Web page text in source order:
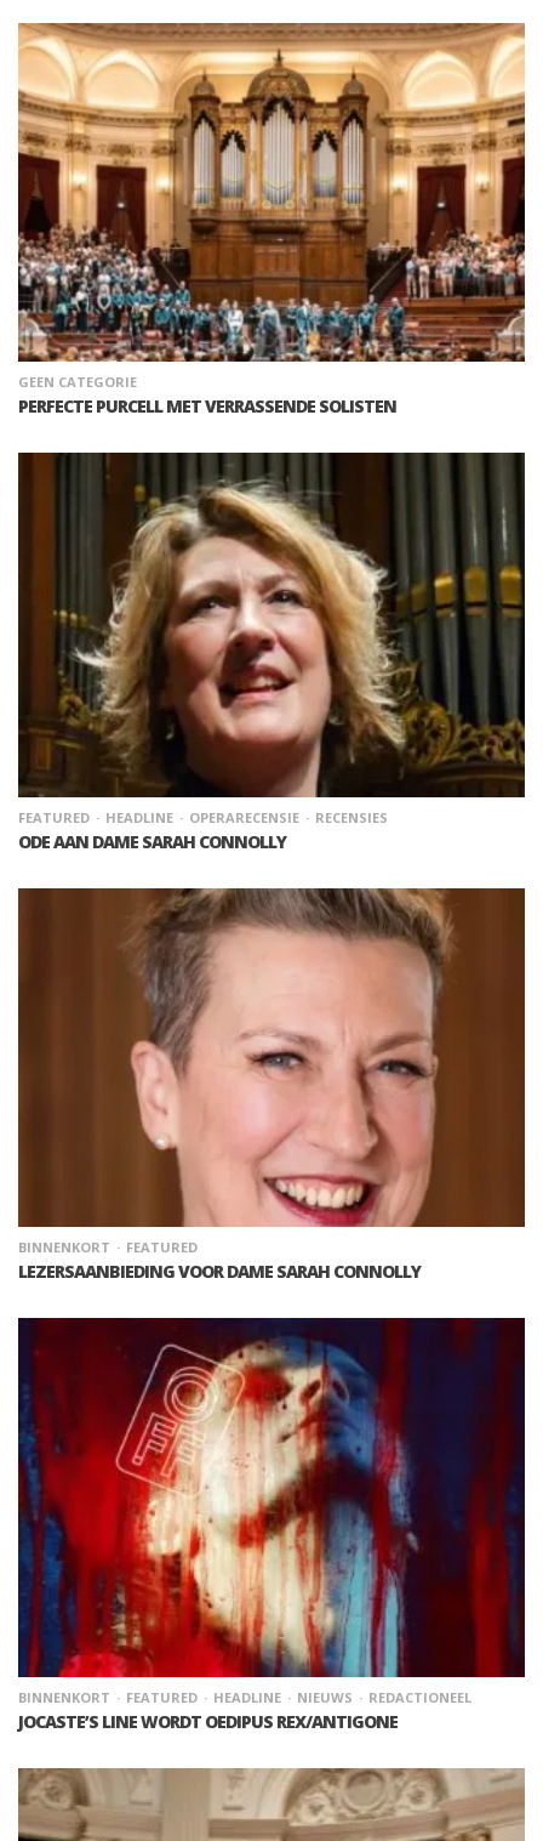
GEEN CATEGORIE
PERFECTE PURCELL MET VERRASSENDE SOLISTEN
FEATURED HEADLINE OPERARECENSIE RECENSIES
ODE AAN DAME SARAH CONNOLLY
BINNENKORT FEATURED
LEZERSAANBIEDING VOOR DAME SARAH CONNOLLY
BINNENKORT FEATURED HEADLINE NIEUWS REDACTIONEEL
JOCASTE’S LINE WORDT OEDIPUS REX/ANTIGONE